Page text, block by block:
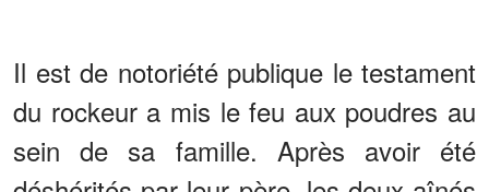
Il est de notoriété publique le testament
du rockeur a mis le feu aux poudres au
sein de sa famille. Après avoir été